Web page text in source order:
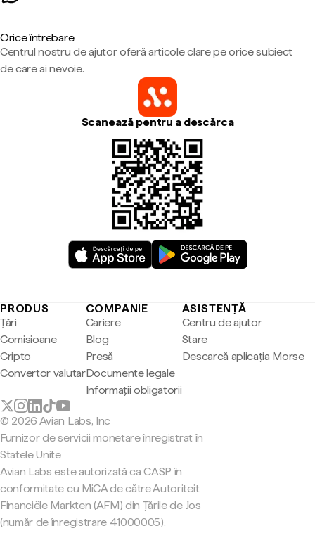
Orice întrebare
Centrul nostru de ajutor oferă articole clare pe orice subiect
de care ai nevoie.
Scanează pentru a descărca
PRODUS
Țări
Comisioane
Cripto
Convertor valutar
COMPANIE
Cariere
Blog
Presă
Documente legale
Informații obligatorii
ASISTENȚĂ
Centru de ajutor
Stare
Descarcă aplicația Morse
© 2026 Avian Labs, Inc
Furnizor de servicii monetare înregistrat în
Statele Unite
Avian Labs este autorizată ca CASP în
conformitate cu MiCA de către Autoriteit
Financiële Markten (AFM) din Țările de Jos
(număr de înregistrare 41000005).